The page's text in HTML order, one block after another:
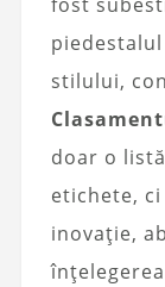
stilului,
doar o
etichete,
inovație,